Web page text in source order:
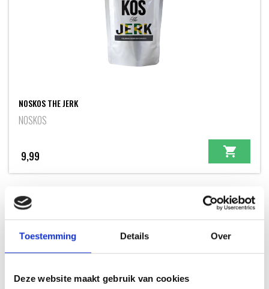
Toestemming Details Over
Deze website maakt gebruik van cookies
NOSKOS THE JERK
NOSKOS
9,99
INSPIRATIE